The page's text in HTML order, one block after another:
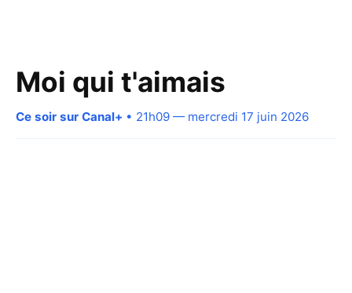
Moi qui t'aimais
Ce soir sur Canal+ • 21h09 — mercredi 17 juin 2026